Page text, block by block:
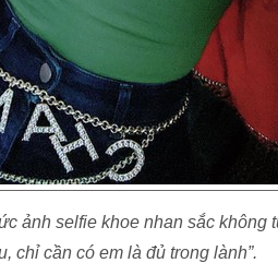
ảnh selfie khoe nhan sắc không
chỉ cần có em là đủ trong lành”.